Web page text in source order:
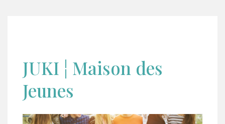
JUKI ¦ Maison des
Jeunes